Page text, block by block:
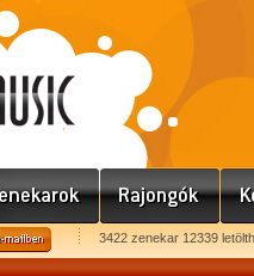
3422 zenekar 12339